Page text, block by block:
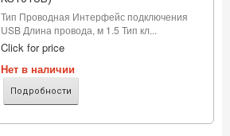
Тип Проводная Интерфейс подключения
USB Длина провода, м 1.5 Тип кл...
Click for price
Нет в наличии
Подробности